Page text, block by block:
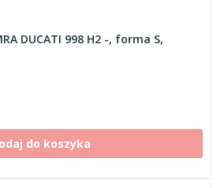
DUCATI 998 H2 -, forma S,
do koszyka